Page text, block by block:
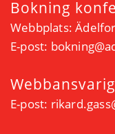
Bokning
Webbplats:
E-post:
Webbansvarig
E-post: